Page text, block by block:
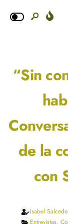
“Sin
de la
con
Isabel Salcedo
Entrevistas,